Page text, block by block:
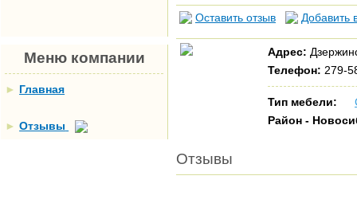
Меню компании
► Главная
► Отзывы
Оставить отзыв Добавить
Адрес:
Телефон: 279-
Тип мебели:
Район -
Отзывы